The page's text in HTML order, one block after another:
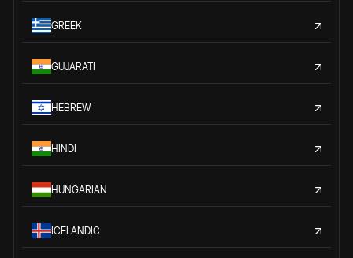
GREEK
GUJARATI
HEBREW
HINDI
HUNGARIAN
ICELANDIC